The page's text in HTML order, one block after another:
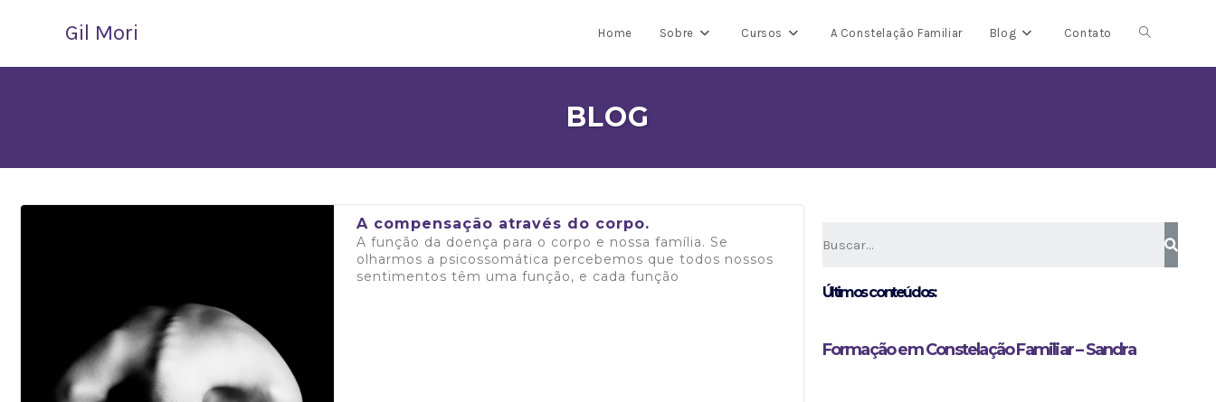
Gil Mori Home Sobre Cursos A Constelação Familiar Blog Contato
BLOG
A compensação através do corpo.
A função da doença para o corpo e nossa família. Se
olharmos a psicossomática percebemos que todos nossos
sentimentos têm uma função, e cada função
Últimos conteúdos:
Formação em Constelação Familiar – Sandra